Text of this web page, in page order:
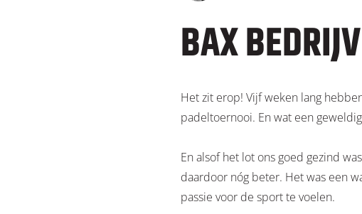
BAX
Het zit erop! Vijf weken lang
padeltoernooi. En wat een
En alsof het lot ons goed gezind
daardoor nóg beter. Het was een
passie voor de sport te voelen.